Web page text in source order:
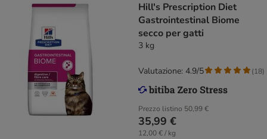
Hill's Prescription Diet
Gastrointestinal Biome
secco per gatti
3 kg
Prezzo listino 50,99 €
35,99 €
12,00 € / kg
Valutazione: 4.9/5 (18)